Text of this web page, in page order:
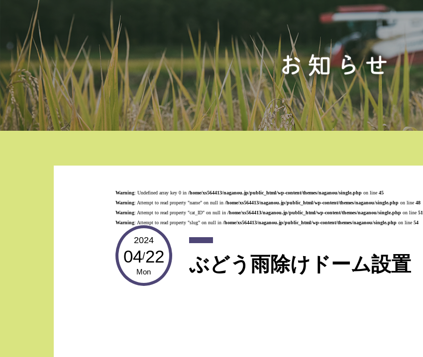
Warning: Undefined array key 0 in /home/xs564413/naganou.jp/public_html/wp-content/themes/naganou/single.phpon line 45
Warning: Attempt to read property "name" on null in /home/xs564413/naganou.jp/public_html/wp-content/themes/naganou/single.phpon line 48
Warning: Attempt to read property "cat_ID" on null in /home/xs564413/naganou.jp/public_html/wp-content/themes/naganou/single.phpon line 51
Warning: Attempt to read property "slug" on null in /home/xs564413/naganou.jp/public_html/wp-content/themes/naganou/single.phpon line 54
2024
04/22
Mon ぶどう雨除けドーム設置